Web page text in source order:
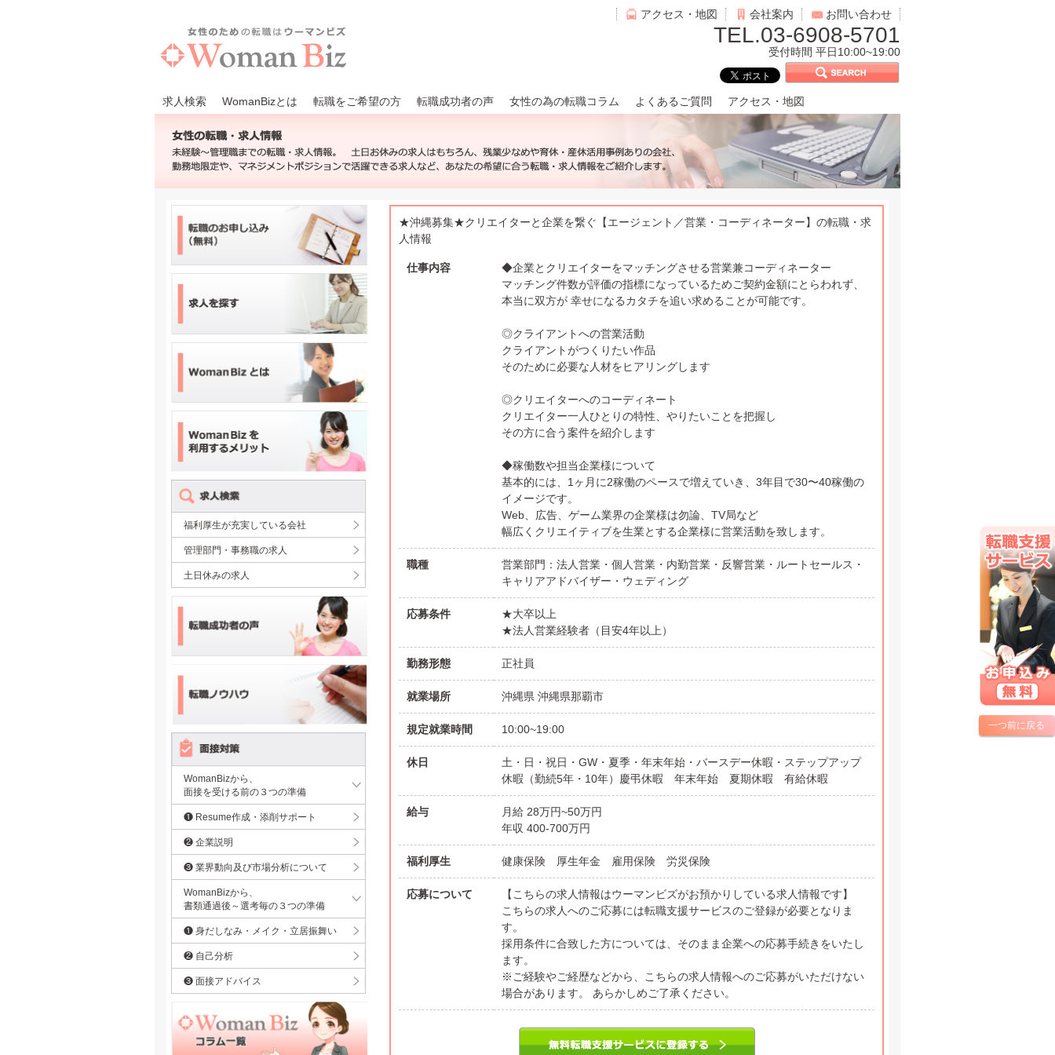
お問い合わせ
会社案内
アクセス・地図
TEL.03-6908-5701
受付時間 平日10:00~19:00
求人検索 WomanBizとは 転職をご希望の方 転職成功者の声 女性の為の転職コラム よくあるご質問 アクセス・地図
一つ前に戻る
★沖縄募集★クリエイターと企業を繋ぐ【エージェント／営業・コーディネーター】の転職・求
人情報
仕事内容
◆企業とクリエイターをマッチングさせる営業兼コーディネーター
マッチング件数が評価の指標になっているためご契約金額にとらわれず、
本当に双方が 幸せになるカタチを追い求めることが可能です。
◎クライアントへの営業活動
クライアントがつくりたい作品
そのために必要な人材をヒアリングします
◎クリエイターへのコーディネート
クリエイター一人ひとりの特性、やりたいことを把握し
その方に合う案件を紹介します
◆稼働数や担当企業様について
基本的には、1ヶ月に2稼働のペースで増えていき、3年目で30〜40稼働の
イメージです。
Web、広告、ゲーム業界の企業様は勿論、TV局など
幅広くクリエイティブを生業とする企業様に営業活動を致します。
職種
営業部門：法人営業・個人営業・内勤営業・反響営業・ルートセールス・
キャリアアドバイザー・ウェディング
応募条件
★大卒以上
★法人営業経験者（目安4年以上）
勤務形態 正社員
就業場所 沖縄県 沖縄県那覇市
規定就業時間 10:00~19:00
休日
土・日・祝日・GW・夏季・年末年始・バースデー休暇・ステップアップ
休暇（勤続5年・10年）慶弔休暇 年末年始 夏期休暇 有給休暇
給与
月給 28万円~50万円
年収 400-700万円
福利厚生 健康保険 厚生年金 雇用保険 労災保険
応募について
【こちらの求人情報はウーマンビズがお預かりしている求人情報です】
こちらの求人へのご応募には転職支援サービスのご登録が必要となりま
す。
採用条件に合致した方については、そのまま企業への応募手続きをいたし
ます。
※ご経験やご経歴などから、こちらの求人情報へのご応募がいただけない
場合があります。 あらかしめご了承ください。
福利厚生が充実している会社
管理部門・事務職の求人
土日休みの求人
WomanBizから、
面接を受ける前の３つの準備
❶ Resume作成・添削サポート
❷ 企業説明
❸ 業界動向及び市場分析について
WomanBizから、
書類通過後～選考毎の３つの準備
❶ 身だしなみ・メイク・立居振舞い
❷ 自己分析
❸ 面接アドバイス